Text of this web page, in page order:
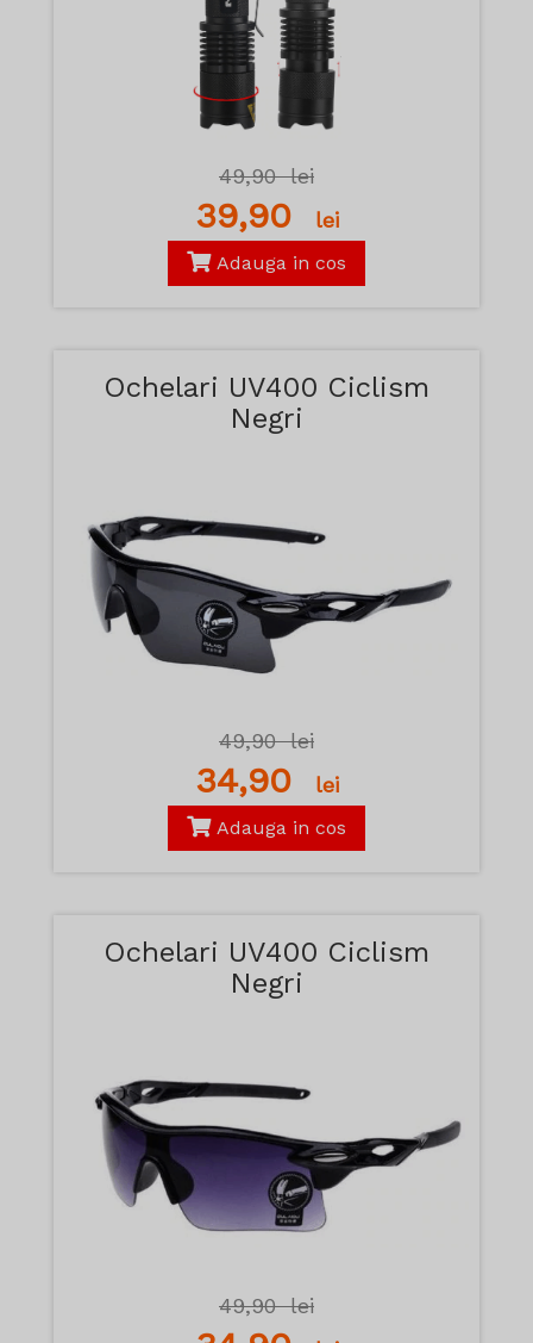
49,90lei
39,90 lei
Adauga in cos
Ochelari UV400 Ciclism
Negri
49,90lei
34,90 lei
Adauga in cos
Ochelari UV400 Ciclism
Negri
49,90lei